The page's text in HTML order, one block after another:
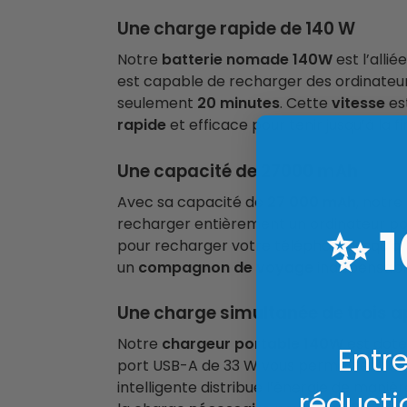
Une charge rapide de 140 W
Notre batterie nomade 140West
est capable de recharger des
seulement 20 minutes. Cette vitesse
rapide et efficace pour tenir jusqu’à la
Une capacité de 27000 mAh
Avec sa capacité de
recharger entièrement un ordinateur
pour recharger votre téléphone
un compagnon de voyage
Une charge simultanée de trois
Notre chargeur portable 140W est
port USB-A de 33 W vous permettent
intelligente distribue l’énergie de
✨